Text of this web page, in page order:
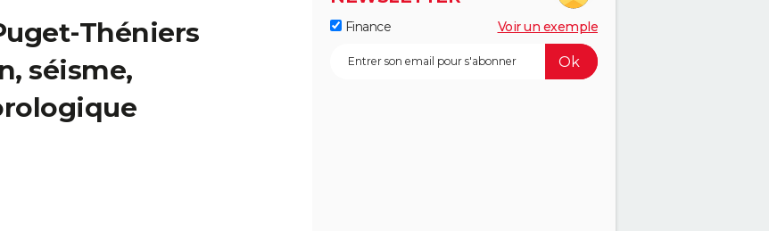
Théniers
séisme,
Finance Voir un exemple